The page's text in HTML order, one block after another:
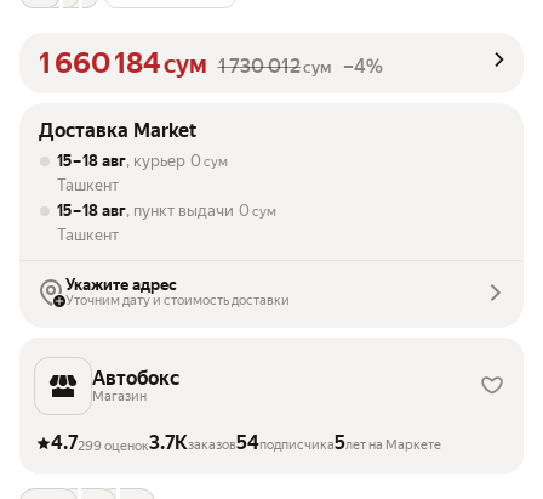
1 660 184сум 1 730 012сум –4%
Доставка Market
15 – 18 авг, курьер 0 сум
Ташкент
15 – 18 авг, пункт выдачи 0 сум
Ташкент
Укажите адрес
Уточним дату и стоимость доставки
Автобокс
Магазин
4.7299 оценок3.7Kзаказов54подписчика5лет на Маркете